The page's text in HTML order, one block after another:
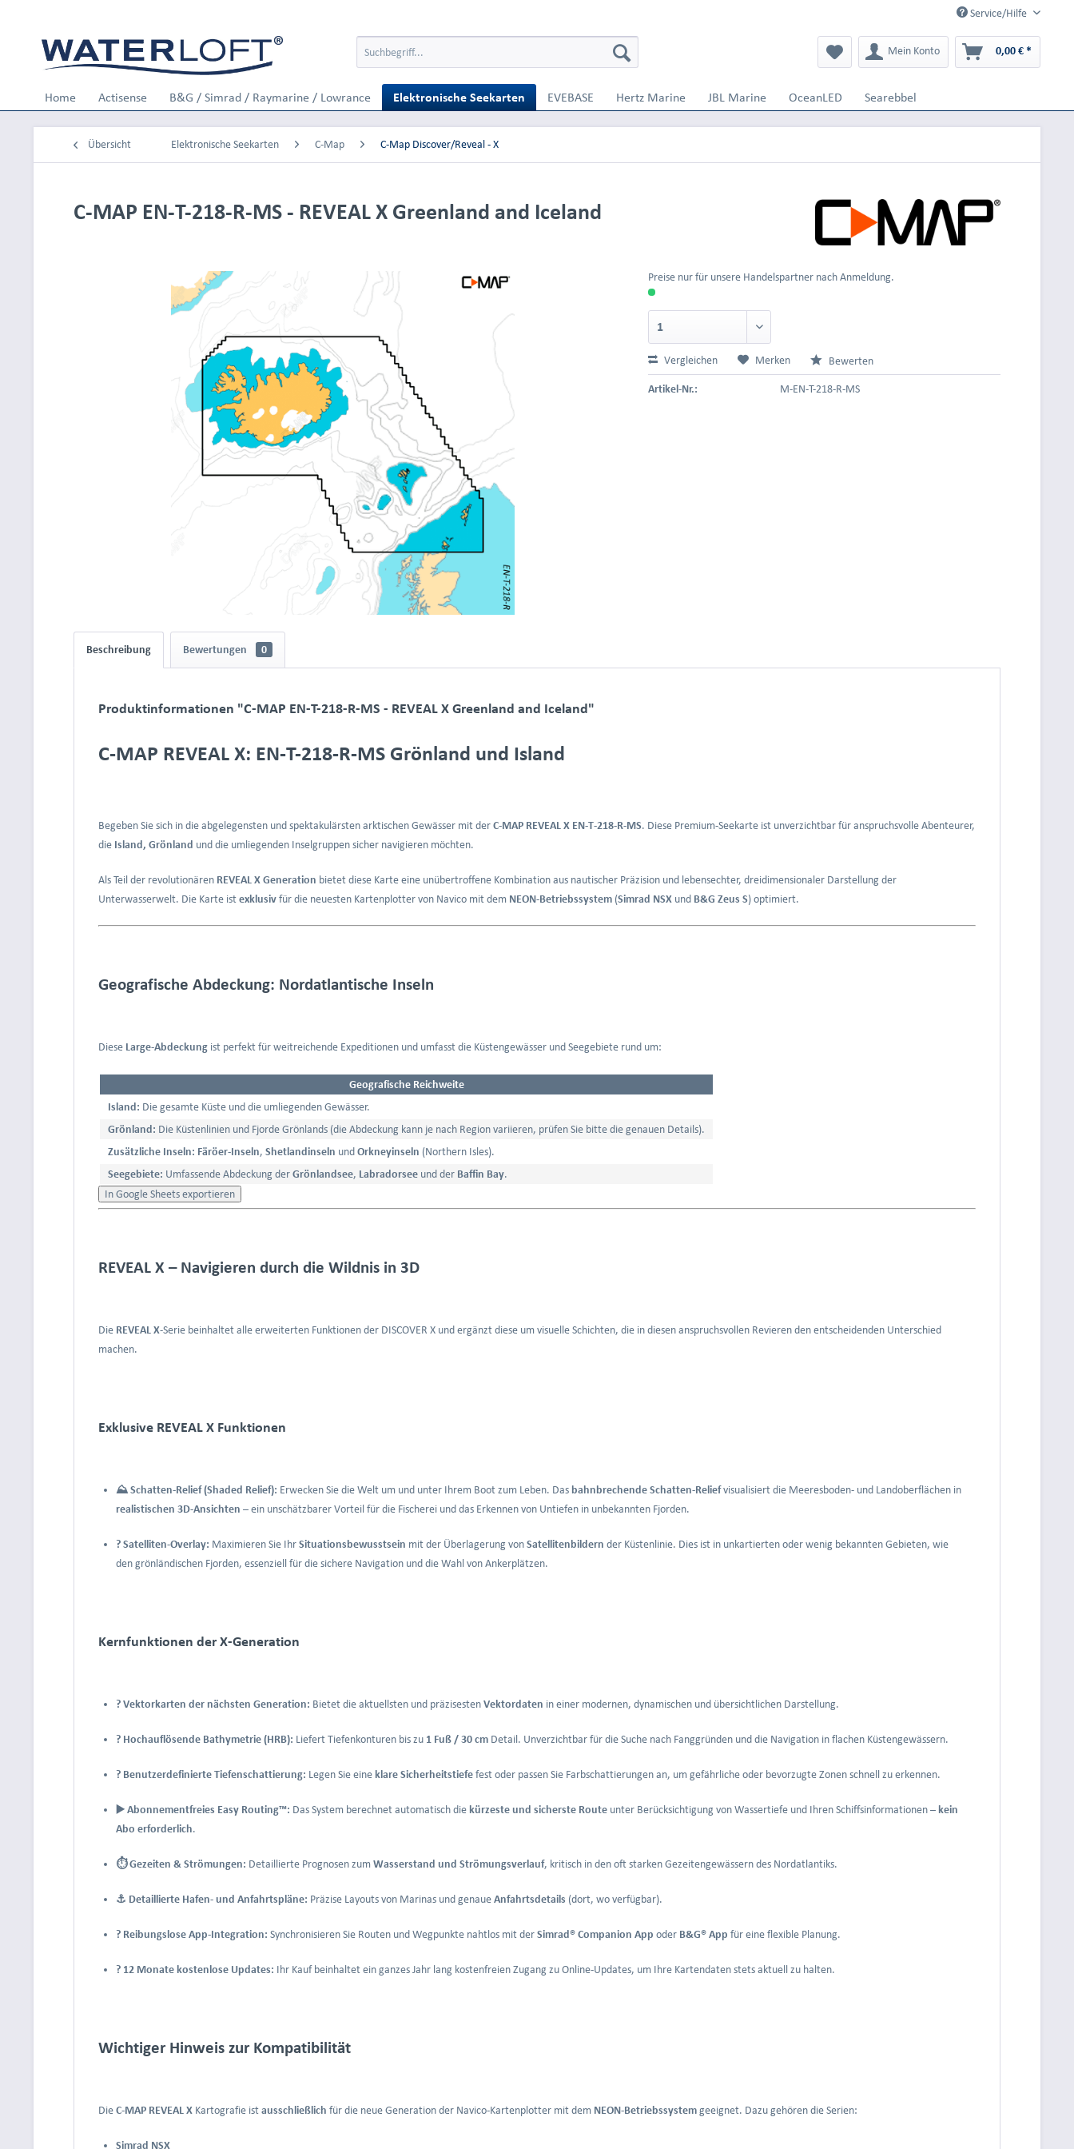
Service/Hilfe
Mein Konto 0,00 € *
Home Actisense B&G / Simrad / Raymarine / Lowrance Elektronische Seekarten EVEBASE Hertz Marine JBL Marine OceanLED Searebbel
Übersicht Elektronische Seekarten C-Map C-Map Discover/Reveal - X
C-MAP EN-T-218-R-MS - REVEAL X Greenland and Iceland
Preise nur für unsere Handelspartner nach Anmeldung.
Vergleichen Merken Bewerten
Artikel-Nr.: M-EN-T-218-R-MS
Beschreibung Bewertungen 0
Produktinformationen "C-MAP EN-T-218-R-MS - REVEAL X Greenland and Iceland"
C-MAP REVEAL X: EN-T-218-R-MS Grönland und Island
Begeben Sie sich in die abgelegensten und spektakulärsten arktischen Gewässer mit der C-MAP REVEAL X EN-T-218-R-MS. Diese Premium-Seekarte ist unverzichtbar für anspruchsvolle Abenteurer,
die Island, Grönland und die umliegenden Inselgruppen sicher navigieren möchten.
Als Teil der revolutionären REVEAL X Generation bietet diese Karte eine unübertroffene Kombination aus nautischer Präzision und lebensechter, dreidimensionaler Darstellung der
Unterwasserwelt. Die Karte ist exklusiv für die neuesten Kartenplotter von Navico mit dem NEON-Betriebssystem (Simrad NSX und B&G Zeus S) optimiert.
Geografische Abdeckung: Nordatlantische Inseln
Diese Large-Abdeckung ist perfekt für weitreichende Expeditionen und umfasst die Küstengewässer und Seegebiete rund um:
Geografische Reichweite
Island: Die gesamte Küste und die umliegenden Gewässer.
Grönland: Die Küstenlinien und Fjorde Grönlands (die Abdeckung kann je nach Region variieren, prüfen Sie bitte die genauen Details).
Zusätzliche Inseln: Färöer-Inseln, Shetlandinseln und Orkneyinseln (Northern Isles).
Seegebiete: Umfassende Abdeckung der Grönlandsee, Labradorsee und der Baffin Bay.
In Google Sheets exportieren
REVEAL X – Navigieren durch die Wildnis in 3D
Die REVEAL X-Serie beinhaltet alle erweiterten Funktionen der DISCOVER X und ergänzt diese um visuelle Schichten, die in diesen anspruchsvollen Revieren den entscheidenden Unterschied
machen.
Exklusive REVEAL X Funktionen
⛰️ Schatten-Relief (Shaded Relief): Erwecken Sie die Welt um und unter Ihrem Boot zum Leben. Das bahnbrechende Schatten-Reliefvisualisiert die Meeresboden- und Landoberflächen in
realistischen 3D-Ansichten – ein unschätzbarer Vorteil für die Fischerei und das Erkennen von Untiefen in unbekannten Fjorden.
?️ Satelliten-Overlay: Maximieren Sie Ihr Situationsbewusstsein mit der Überlagerung von Satellitenbildern der Küstenlinie. Dies ist in unkartierten oder wenig bekannten Gebieten, wie
den grönländischen Fjorden, essenziell für die sichere Navigation und die Wahl von Ankerplätzen.
Kernfunktionen der X-Generation
?️ Vektorkarten der nächsten Generation: Bietet die aktuellsten und präzisesten Vektordaten in einer modernen, dynamischen und übersichtlichen Darstellung.
? Hochauflösende Bathymetrie (HRB): Liefert Tiefenkonturen bis zu 1 Fuß / 30 cm Detail. Unverzichtbar für die Suche nach Fanggründen und die Navigation in flachen Küstengewässern.
? Benutzerdefinierte Tiefenschattierung: Legen Sie eine klare Sicherheitstiefe fest oder passen Sie Farbschattierungen an, um gefährliche oder bevorzugte Zonen schnell zu erkennen.
▶️ Abonnementfreies Easy Routing™: Das System berechnet automatisch die kürzeste und sicherste Route unter Berücksichtigung von Wassertiefe und Ihren Schiffsinformationen – kein
Abo erforderlich.
⏱️ Gezeiten & Strömungen: Detaillierte Prognosen zum Wasserstand und Strömungsverlauf, kritisch in den oft starken Gezeitengewässern des Nordatlantiks.
⚓ Detaillierte Hafen- und Anfahrtspläne: Präzise Layouts von Marinas und genaue Anfahrtsdetails (dort, wo verfügbar).
? Reibungslose App-Integration: Synchronisieren Sie Routen und Wegpunkte nahtlos mit der Simrad® Companion App oder B&G® App für eine flexible Planung.
? 12 Monate kostenlose Updates: Ihr Kauf beinhaltet ein ganzes Jahr lang kostenfreien Zugang zu Online-Updates, um Ihre Kartendaten stets aktuell zu halten.
Wichtiger Hinweis zur Kompatibilität
Die C-MAP REVEAL X Kartografie ist ausschließlich für die neue Generation der Navico-Kartenplotter mit dem NEON-Betriebssystem geeignet. Dazu gehören die Serien:
Simrad NSX